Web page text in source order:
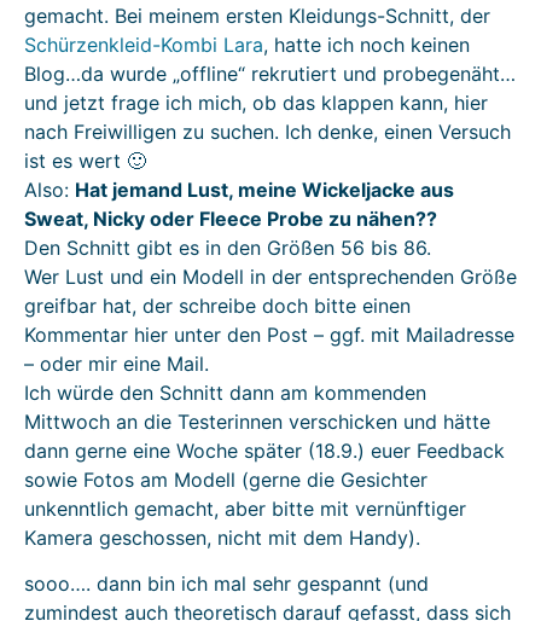
gemacht. Bei meinem ersten Kleidungs-Schnitt, der
Schürzenkleid-Kombi Lara, hatte ich noch keinen
Blog…da wurde „offline“ rekrutiert und probegenäht…
und jetzt frage ich mich, ob das klappen kann, hier
nach Freiwilligen zu suchen. Ich denke, einen Versuch
ist es wert 🙂
Also: Hat jemand Lust, meine Wickeljacke aus
Sweat, Nicky oder Fleece Probe zu nähen??
Den Schnitt gibt es in den Größen 56 bis 86.
Wer Lust und ein Modell in der entsprechenden Größe
greifbar hat, der schreibe doch bitte einen
Kommentar hier unter den Post – ggf. mit Mailadresse
– oder mir eine Mail.
Ich würde den Schnitt dann am kommenden
Mittwoch an die Testerinnen verschicken und hätte
dann gerne eine Woche später (18.9.) euer Feedback
sowie Fotos am Modell (gerne die Gesichter
unkenntlich gemacht, aber bitte mit vernünftiger
Kamera geschossen, nicht mit dem Handy).
sooo…. dann bin ich mal sehr gespannt (und
zumindest auch theoretisch darauf gefasst, dass sich